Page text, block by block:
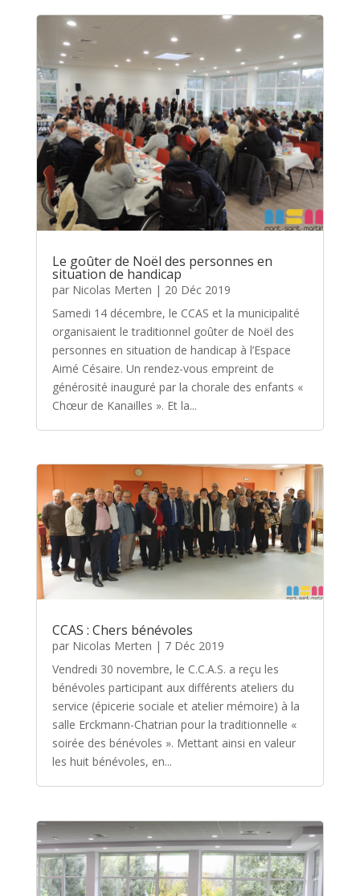
Le goûter de Noël des personnes en
situation de handicap
par Nicolas Merten | 20 Déc 2019
Samedi 14 décembre, le CCAS et la municipalité
organisaient le traditionnel goûter de Noël des
personnes en situation de handicap à l’Espace
Aimé Césaire. Un rendez-vous empreint de
générosité inauguré par la chorale des enfants «
Chœur de Kanailles ». Et la...
CCAS : Chers bénévoles
par Nicolas Merten | 7 Déc 2019
Vendredi 30 novembre, le C.C.A.S. a reçu les
bénévoles participant aux différents ateliers du
service (épicerie sociale et atelier mémoire) à la
salle Erckmann-Chatrian pour la traditionnelle «
soirée des bénévoles ». Mettant ainsi en valeur
les huit bénévoles, en...